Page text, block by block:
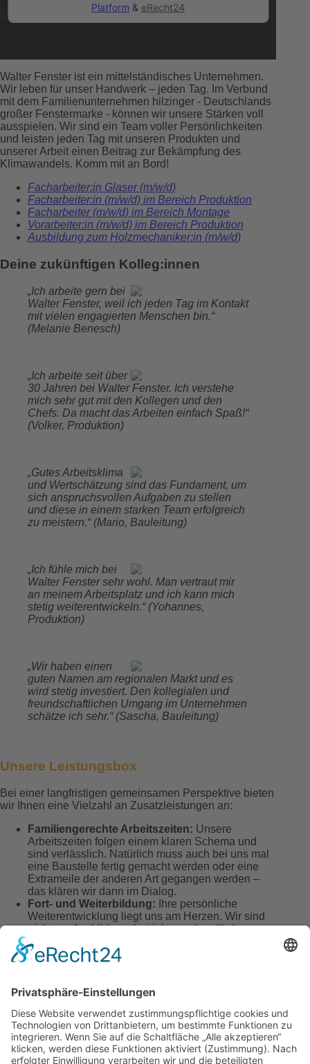
Platform & eRecht24
Walter Fenster ist ein mittelständisches Unternehmen.
Wir leben für unser Handwerk – jeden Tag. Im Verbund
mit dem Familienunternehmen hilzinger - Deutschlands
großer Fenstermarke - können wir unsere Stärken voll
ausspielen. Wir sind ein Team voller Persönlichkeiten
und leisten jeden Tag mit unseren Produkten und
unserer Arbeit einen Beitrag zur Bekämpfung des
Klimawandels. Komm mit an Bord!
Facharbeiter:in Glaser (m/w/d)
Facharbeiter:in (m/w/d) im Bereich Produktion
Facharbeiter (m/w/d) im Bereich Montage
Vorarbeiter:in (m/w/d) im Bereich Produktion
Ausbildung zum Holzmechaniker:in (m/w/d)
Deine zukünftigen Kolleg:innen
„Ich arbeite gern bei
Walter Fenster, weil ich jeden Tag im Kontakt
mit vielen engagierten Menschen bin.“
(Melanie Benesch)
„Ich arbeite seit über
30 Jahren bei Walter Fenster. Ich verstehe
mich sehr gut mit den Kollegen und den
Chefs. Da macht das Arbeiten einfach Spaß!“
(Volker, Produktion)
„Gutes Arbeitsklima
und Wertschätzung sind das Fundament, um
sich anspruchsvollen Aufgaben zu stellen
und diese in einem starken Team erfolgreich
zu meistern.“ (Mario, Bauleitung)
„Ich fühle mich bei
Walter Fenster sehr wohl. Man vertraut mir
an meinem Arbeitsplatz und ich kann mich
stetig weiterentwickeln.“ (Yohannes,
Produktion)
„Wir haben einen
guten Namen am regionalen Markt und es
wird stetig investiert. Den kollegialen und
freundschaftlichen Umgang im Unternehmen
schätze ich sehr.“ (Sascha, Bauleitung)
Unsere Leistungsbox
Bei einer langfristigen gemeinsamen Perspektive bieten
wir Ihnen eine Vielzahl an Zusatzleistungen an:
Familiengerechte Arbeitszeiten: Unsere
Arbeitszeiten folgen einem klaren Schema und
sind verlässlich. Natürlich muss auch bei uns mal
eine Baustelle fertig gemacht werden oder eine
Extrameile der anderen Art gegangen werden –
das klären wir dann im Dialog.
Fort- und Weiterbildung:
Ihre persönliche
Weiterentwicklung liegt uns am Herzen. Wir sind
nicht nur Ausbildungsbetrieb, sondern fördern
auch die Entwicklung im Beruf durch interne und
externe Weiterbildungen.
Für das Alter vorsorgen:
attraktiven finanziellen Modell, welches von uns
Individuelle Mobilitätslösungen:Optional
unterstützen wir Sie mit einem Ticket für den
öffentlichen Nahverkehr oder durch die
Möglichkeit des JobRad Leasings.